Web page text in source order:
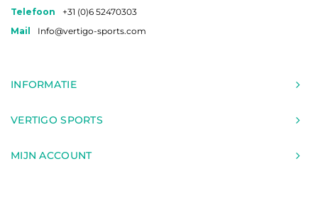
Telefoon
+31 (0)6 52470303
Mail
Info@vertigo-sports.com
INFORMATIE
VERTIGO SPORTS
MIJN ACCOUNT